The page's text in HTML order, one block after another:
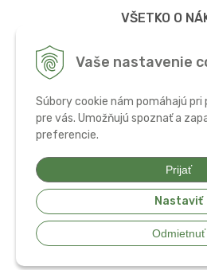
Vaše nastavenie
Súbory cookie nám pomáhajú
pre vás. Umožňujú spoznať a
preferencie.
Prijať
Nastaviť
Odmietnuť
VŠETKO O
Ochrana
© 2026 Bio potraviny, zdravá výživa a